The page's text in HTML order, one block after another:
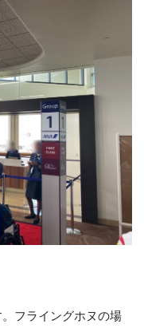
フライングホヌの場